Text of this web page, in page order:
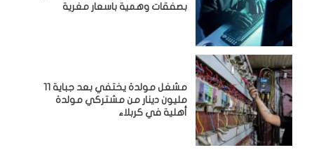
بصفقات وهمية باسعار مغرية
مشغل مولدة يختفي بعد جباية 11
مليون دينار من مشتركي مولدة
أهلية في كربلاء